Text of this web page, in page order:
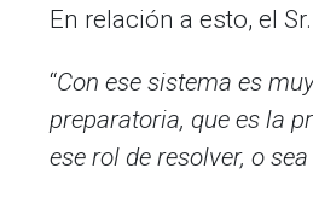
En relación a esto, el
“Con ese sistema es
preparatoria, que es la
ese rol de resolver, o